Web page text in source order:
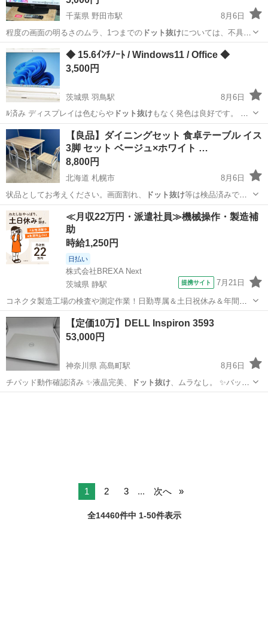
千葉県 野田市駅
8月6日
程度の画面の明るさのムラ、1つまでのドット抜けについては、不具合
として見なさいもの…
千葉 野田市 野田市駅 テレビ
◆ 15.6ｲﾝﾁﾉｰﾄ / Windows11 / Office ◆
3,500円
茨城県 羽鳥駅
8月6日
ﾙ済み ディスプレイは色むらやドット抜けもなく発色は良好です。 キ
ーボード…
茨城 石岡市 羽鳥駅 ノートパソコン
【良品】ダイニングセット 食卓テーブル イス
3脚 セット ベージュ×ホワイト …
8,800円
北海道 札幌市
8月6日
状品としてお考えください。画面割れ、
ドット抜け等は検品済みで
す。 ※ストーブ・ガ…
北海道 札幌市 テーブル 商品
≪月収22万円・派遣社員≫機械操作・製造補
助
時給1,250円
日払い
株式会社BREXA Next
茨城県 静駅
提携サイト 7月21日
コネクタ製造工場の検査や測定作業！日勤専属＆土日祝休み＆年間休
日128日★クリーンルーム内作業★マイカー通勤OK＆無料駐車場あり
★就業先食堂利用可！日払い制度あり！《茨城県常陸大宮市》 人気の
工場のお仕事 ◇コネクタ製造工...
茨城 常陸大宮市 静駅
【定価10万】DELL Inspiron 3593
53,000円
神奈川県 高島町駅
8月6日
チパッド動作確認済み ✨液晶完美、
ドット抜け、ムラなし。 ✨バッテ
リー稼働可能…
1 2 3 ... 次へ
全14460件中 1-50件表示